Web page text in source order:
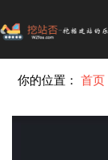
你的位置：首页